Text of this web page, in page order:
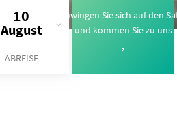
10
August
ABREISE
Schwingen Sie sich auf den
und kommen Sie zu uns